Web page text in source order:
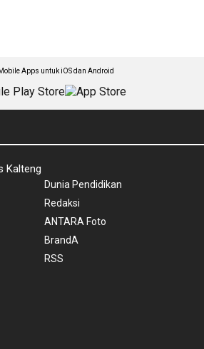
Apps untuk iOS dan Android
Kalteng
Dunia Pendidikan
Redaksi
ANTARA Foto
BrandA
RSS